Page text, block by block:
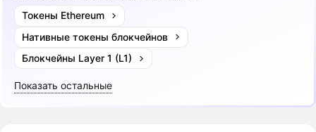
Токены Ethereum
Нативные токены блокчейнов
Блокчейны Layer 1 (L1)
Показать остальные